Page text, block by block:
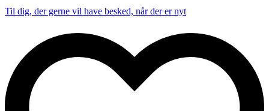
Til dig, der gerne vil have besked, når der er nyt